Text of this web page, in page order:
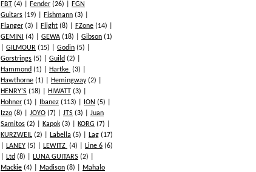
FBT (4) Fender (26)
FGN
Guitars (19) Fishmann (3)
Flanger (3) Flight (8) FZone (14)
GEMINI
(4) GEWA (18) Gibson (1)
GILMOUR (15) Godin (5)
Gorstrings (5) Guild (2)
Hammond (1) Hartke (3)
Hawthorne (1) Hemingway(2)
HENRY'S (18) HIWATT (3)
Hohner (1) Ibanez (113) ION (5)
Izzo (8) JOYO (7) JTS (3)
Juan
Samitos (2) Kapok (3) KORG (7)
KURZWEIL (2) Labella (5) Lag (17)
LANEY (5) LEWITZ (4) Line 6 (6)
Ltd (8) LUNA GUITARS (2)
Mackie (4) Madison (8)
Mahalo